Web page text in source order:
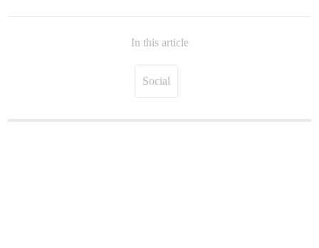
In this article
Social